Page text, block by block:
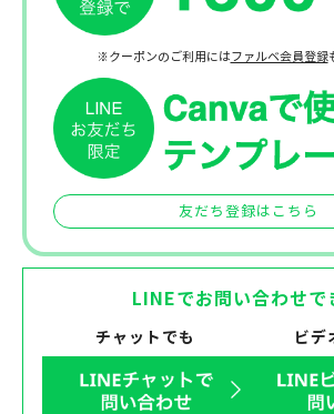
※クーポンのご利用にはファルベ会員登録
友だち登録はこちら
LINEでお問い合わせで
チャットでも ビデ